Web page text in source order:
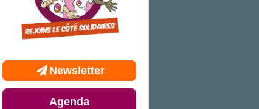
Newsletter
Agenda